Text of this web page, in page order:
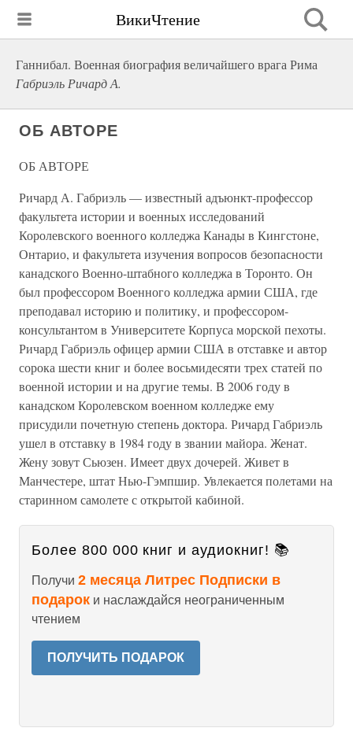
ВикиЧтение
Ганнибал. Военная биография величайшего врага Рима
Габриэль Ричард А.
ОБ АВТОРЕ
ОБ АВТОРЕ
Ричард А. Габриэль — известный адъюнкт-профессор
факультета истории и военных исследований
Королевского военного колледжа Канады в Кингстоне,
Онтарио, и факультета изучения вопросов безопасности
канадского Военно-штабного колледжа в Торонто. Он
был профессором Военного колледжа армии США, где
преподавал историю и политику, и профессором-
консультантом в Университете Корпуса морской пехоты.
Ричард Габриэль офицер армии США в отставке и автор
сорока шести книг и более восьмидесяти трех статей по
военной истории и на другие темы. В 2006 году в
канадском Королевском военном колледже ему
присудили почетную степень доктора. Ричард Габриэль
ушел в отставку в 1984 году в звании майора. Женат.
Жену зовут Сьюзен. Имеет двух дочерей. Живет в
Манчестере, штат Нью-Гэмпшир. Увлекается полетами на
старинном самолете с открытой кабиной.
Более 800 000 книг и аудиокниг! 📚
Получи 2 месяца Литрес Подписки в
подарок и наслаждайся неограниченным
чтением
ПОЛУЧИТЬ ПОДАРОК